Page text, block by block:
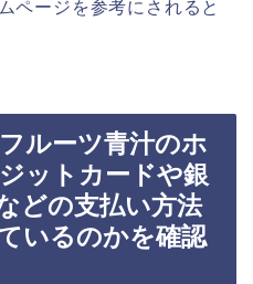
ページを参考にされると
ルーツ青汁のホ
ットカードや銀
どの支払い方法
いるのかを確認